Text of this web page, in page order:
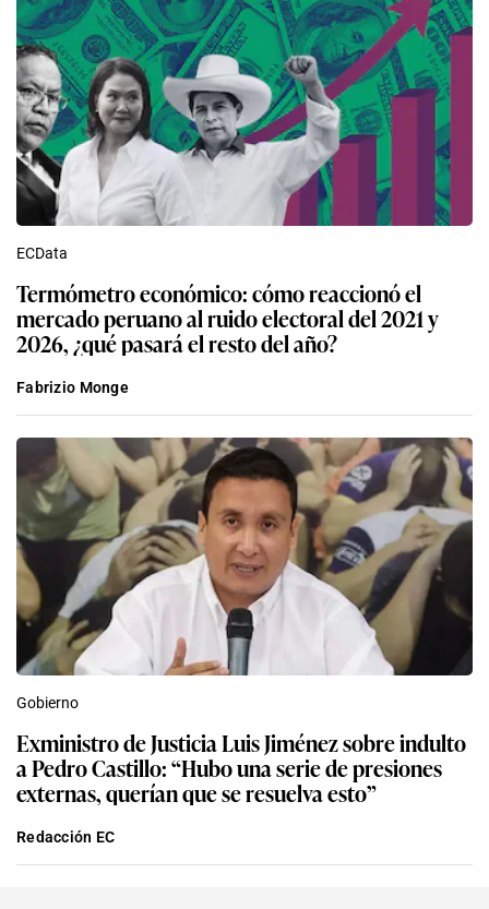
ECData
Termómetro económico: cómo reaccionó el
mercado peruano al ruido electoral del 2021 y
2026, ¿qué pasará el resto del año?
Fabrizio Monge
Gobierno
Exministro de Justicia Luis Jiménez sobre indulto
a Pedro Castillo: “Hubo una serie de presiones
externas, querían que se resuelva esto”
Redacción EC